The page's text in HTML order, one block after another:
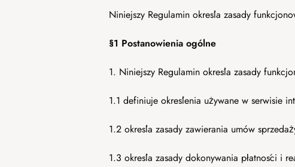
Niniejszy Regulamin określa zasady
§1 Postanowienia ogólne
1. Niniejszy Regulamin określa zasady
1.1 definiuje określenia używane w serwisie
1.2 określa zasady zawierania umów
1.3 określa zasady dokonywania płatności i